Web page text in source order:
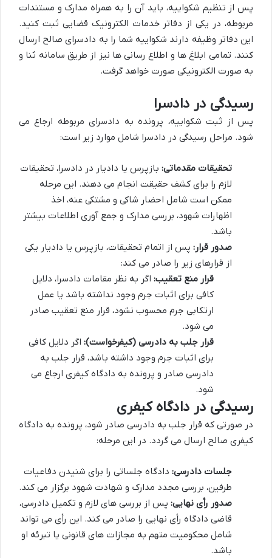
پس از تنظیم شکواییه، باید آن را به همراه مدارک و مستندات
مربوطه، در یکی از دفاتر خدمات الکترونیک قضایی ثبت کنید.
این دفاتر وظیفه دارند شکواییه شما را به دادسرای صالح ارسال
کنند. تمامی ابلاغ ها و اطلاع رسانی ها نیز از طریق سامانه ثنا و
به صورت الکترونیکی صورت خواهد گرفت.
رسیدگی در دادسرا
پس از ثبت شکواییه، پرونده به دادسرای مربوطه ارجاع می
شود. مراحل رسیدگی در دادسرا شامل موارد زیر است:
تحقیقات مقدماتی: بازپرس یا دادیار در دادسرا، تحقیقات
لازم را برای کشف حقیقت انجام می دهند. این مرحله
ممکن است شامل احضار شاکی و مشتکی عنه، اخذ
اظهارات شهود، بررسی مدارک و جمع آوری اطلاعات بیشتر
باشد.
صدور قرار: پس از اتمام تحقیقات، بازپرس یا دادیار یکی
از قرارهای زیر را صادر می کند:
قرار منع تعقیب: اگر به نظر مقامات دادسرا، دلایل
کافی برای اثبات جرم وجود نداشته باشد یا عمل
ارتکابی جرم محسوب نشود، قرار منع تعقیب صادر
می شود.
قرار جلب به دادرسی (کیفرخواست): اگر دلایل کافی
برای اثبات جرم وجود داشته باشد، قرار جلب به
دادرسی صادر و پرونده به دادگاه کیفری ارجاع می
شود.
رسیدگی در دادگاه کیفری
در صورتی که قرار جلب به دادرسی صادر شود، پرونده به دادگاه
کیفری صالح ارسال می گردد. در این مرحله:
جلسات دادرسی: دادگاه جلساتی را برای شنیدن دفاعیات
طرفین، بررسی مجدد مدارک و شهادت شهود برگزار می کند.
صدور رأی نهایی: پس از بررسی های لازم و تکمیل دادرسی،
قاضی دادگاه رأی نهایی را صادر می کند. این رأی می تواند
شامل محکومیت متهم به مجازات های قانونی یا تبرئه او
باشد.